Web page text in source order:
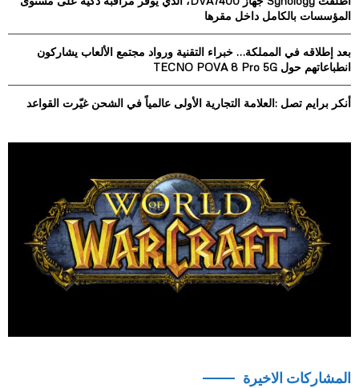
H
المؤسسات بالكامل داخل مقرها
بعد إطلاقه في المملكة… خبراء التقنية ورواد مجتمع الألعاب يشاركون
انطباعاتهم حول TECNO POVA 8 Pro 5G
أنكر برايم تصل :العلامة التجارية الأولى عالمياً في الشحن غيّرت القواعد
المشاركات الاخيرة